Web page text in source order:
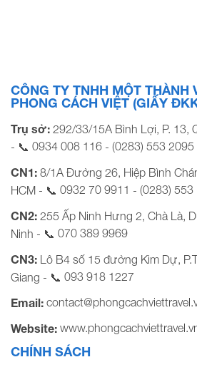
CÔNG TY TNHH MỘT THÀNH
PHONG CÁCH VIỆT (GIẤY
Trụ sở: 292/33/15A Bình Lợi, P. 13,
- 📞 0934 008 116 - (0283) 553 2095
CN1: 8/1A Đường 26, Hiệp Bình
HCM - 📞 0932 70 9911 - (0283) 553
CN2: 255 Ấp Ninh Hưng 2, Chà Là,
Ninh - 📞 070 389 9969
CN3: Lô B4 số 15 đường Kim Dự,
Giang - 📞 093 918 1227
Email:
Website:
CHÍNH SÁCH